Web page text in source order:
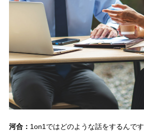
河合： 1on1ではどのような話をするんで